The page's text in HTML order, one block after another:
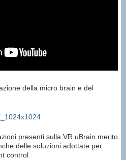
della micro brain e del
presenti sulla VR uBrain merito
delle soluzioni adottate per
control